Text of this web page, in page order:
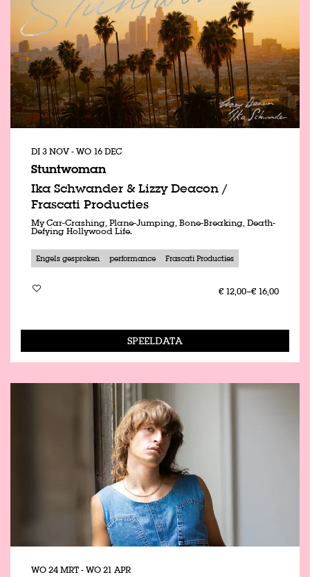
Stuntwoman
Ika Schwander & Lizzy Deacon /
Frascati Producties
DI 3 NOV-WO 16 DEC
My Car-Crashing, Plane-Jumping, Bone-Breaking, Death-
Defying Hollywood Life.
Engels gesproken performance Frascati Producties
€ 12,00–€ 16,00
SPEELDATA
WO 24 MRT-WO 21 APR